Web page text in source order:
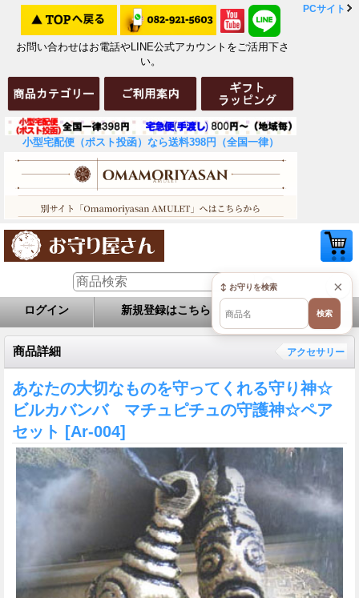
お問い合わせはお電話やLINE公式アカウントをご活用下さ
い。
小型宅配便（ポスト投函）なら送料398円（全国一律）
PCサイト
ログイン 新規登録はこちら お問い合せ
商品詳細 アクセサリー
あなたの大切なものを守ってくれる守り神☆
ビルカバンバ マチュピチュの守護神☆ペア
セット [Ar-004]
×
↕ お守りを検索
検索